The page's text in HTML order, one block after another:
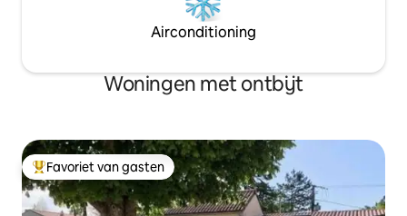
Airconditioning
Woningen met ontbijt
Topfavoriet van gasten
Favoriet van gasten